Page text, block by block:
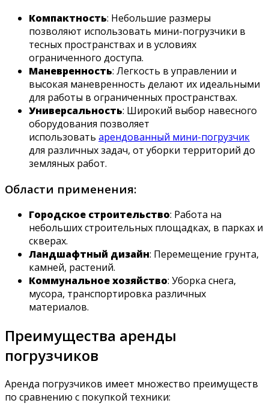
Компактность: Небольшие размеры
позволяют использовать мини-погрузчики в
тесных пространствах и в условиях
ограниченного доступа.
Маневренность: Легкость в управлении и
высокая маневренность делают их идеальными
для работы в ограниченных пространствах.
Универсальность: Широкий выбор навесного
оборудования позволяет
использовать арендованный мини-погрузчик
для различных задач, от уборки территорий до
земляных работ.
Области применения:
Городское строительство: Работа на
небольших строительных площадках, в парках и
скверах.
Ландшафтный дизайн: Перемещение грунта,
камней, растений.
Коммунальное хозяйство: Уборка снега,
мусора, транспортировка различных
материалов.
Преимущества аренды
погрузчиков
Аренда погрузчиков имеет множество преимуществ
по сравнению с покупкой техники: